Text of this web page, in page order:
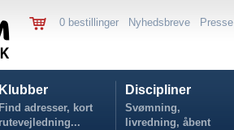
0 bestillinger Nyhedsbreve Presse
Klubber
Find adresser, kort
rutevejledning...
Discipliner
Svømning,
livredning, åbent